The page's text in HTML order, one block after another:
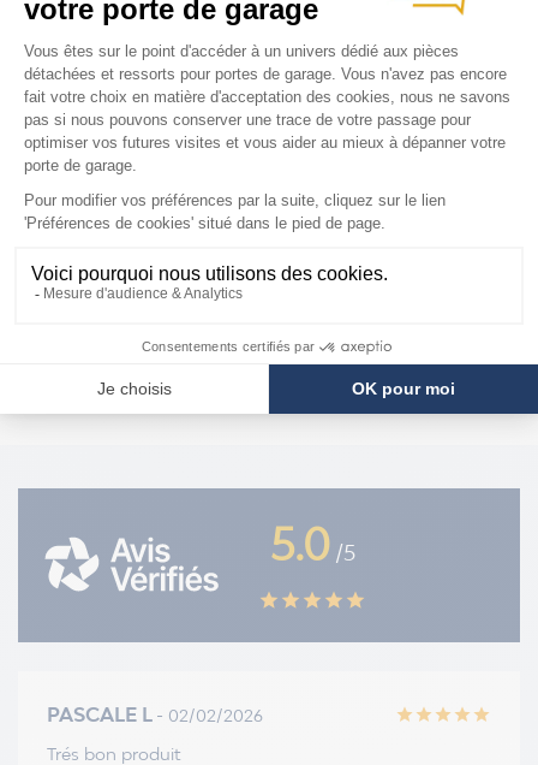
COMPATIBILITÉ
NOS DERNIERS AVIS PRODUITS
5.0 /5
star star star star star
PASCALE L - 02/02/2026 star star star star star
Trés bon produit